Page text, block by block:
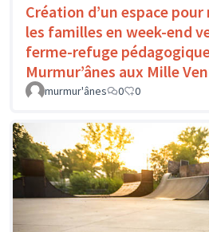
Création d’un espace
les familles en week-end
ferme-refuge
Murmur’ânes aux Mille
murmur'ânes 0 0